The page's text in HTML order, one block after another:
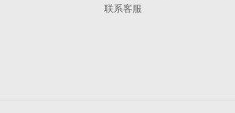
联系客服